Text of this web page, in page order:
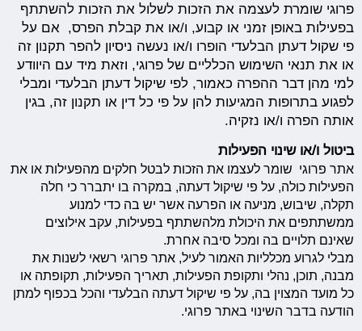
פרוגי שומרת לעצמה את הזכות לשלול את הזכות להשתתף
בפעילות באופן זמני או קבוע, ו/או את קבלת הפרס, אם על
פי שקול דעתן הבלעדי הופרו ו/או נעשה ניסיון להפר תקנון זה
או את תנאי השימוש הכלליים של פרוגי, וזאת מיד עם היוודע
למי מהן דבר ההפרה כאמור, לפי שיקול דעתן הבלעדי ומבלי
לפגוע בתרופות המגיעות להן על פי כל דין או תקנון זה, בגין
אותה הפרה ו/או נזקיה.
ביטול ו/או שינוי הפעילות
אתר פרוגי שומר לעצמו את הזכות לבטל חלקים מהפעילות או את
הפעילות כולה, על פי שיקול דעתה, במקרה בו יתברר כי חלה
תקלה, שיבוש, מניעה או הפרעה אשר יש בה כדי למנוע
ממשתתפים את היכולת מלהשתתף בפעילות, עקב אילוצים
שאינם תלויים בה ומכל סיבה אחרת.
מבלי לגרוע מכלליות האמור לעיל, אתר פרוגי רשאי לשנות את
מבנה, תוכן, נהלי ותקופת הפעילות, תאריך הפעילות, תקופתה או
כל מועד המצוין בה, על פי שיקול דעתה הבלעדי והכל בכפוף למתן
הודעה בדבר השינוי באתר פרוגי.